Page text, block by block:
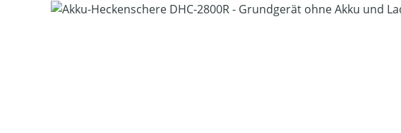
Bildergalerie überspringen